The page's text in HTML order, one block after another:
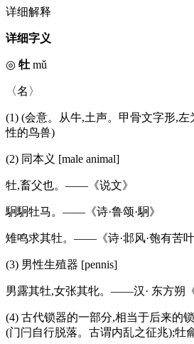
详细解释
详细字义
◎ 牡 mǔ
〈名〉
(1) (会意。从牛,土声。甲骨文字形,
性的鸟兽)
(2) 同本义 [male animal]
牡,畜父也。——《说文》
駉駉牡马。——《诗·鲁颂·駉》
雉鸣求其牡。——《诗·邶风·匏有苦叶
(3) 男性生殖器 [pennis]
男露其牡,女张其牝。——汉· 东方朔《
(4) 古代锁器的一部分,相当于后来的
(门闩自行脱落。古谓内乱之征兆);牡